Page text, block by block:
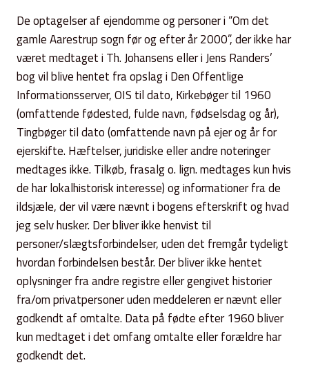
De optagelser af ejendomme og personer i “Om det
gamle Aarestrup sogn før og efter år 2000”, der ikke har
været medtaget i Th. Johansens eller i Jens Randers’
bog vil blive hentet fra opslag i Den Offentlige
Informationsserver, OIS til dato, Kirkebøger til 1960
(omfattende fødested, fulde navn, fødselsdag og år),
Tingbøger til dato (omfattende navn på ejer og år for
ejerskifte. Hæftelser, juridiske eller andre noteringer
medtages ikke. Tilkøb, frasalg o. lign. medtages kun hvis
de har lokalhistorisk interesse) og informationer fra de
ildsjæle, der vil være nævnt i bogens efterskrift og hvad
jeg selv husker. Der bliver ikke henvist til
personer/slægtsforbindelser, uden det fremgår tydeligt
hvordan forbindelsen består. Der bliver ikke hentet
oplysninger fra andre registre eller gengivet historier
fra/om privatpersoner uden meddeleren er nævnt eller
godkendt af omtalte. Data på fødte efter 1960 bliver
kun medtaget i det omfang omtalte eller forældre har
godkendt det.